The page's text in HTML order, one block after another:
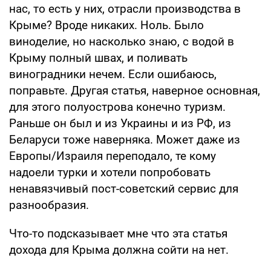
нас, то есть у них, отрасли производства в
Крыме? Вроде никаких. Ноль. Было
виноделие, но насколько знаю, с водой в
Крыму полный швах, и поливать
виноградники нечем. Если ошибаюсь,
поправьте. Другая статья, наверное основная,
для этого полуострова конечно туризм.
Раньше он был и из Украины и из РФ, из
Беларуси тоже наверняка. Может даже из
Европы/Израиля переподало, те кому
надоели турки и хотели попробовать
ненавязчивый пост-советский сервис для
разнообразия.
Что-то подсказывает мне что эта статья
дохода для Крыма должна сойти на нет.